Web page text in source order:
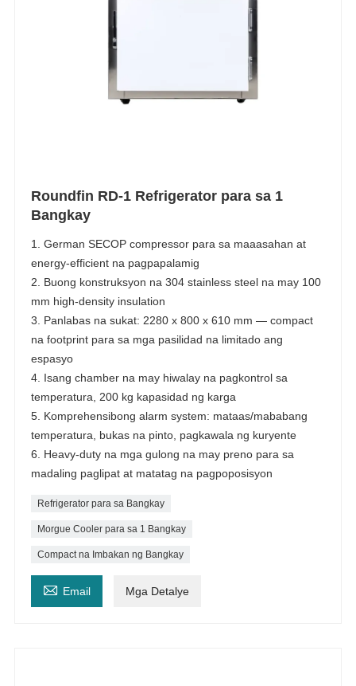
Roundfin RD-1 Refrigerator para sa 1
Bangkay
1. German SECOP compressor para sa maaasahan at
energy-efficient na pagpapalamig
2. Buong konstruksyon na 304 stainless steel na may 100
mm high-density insulation
3. Panlabas na sukat: 2280 x 800 x 610 mm — compact
na footprint para sa mga pasilidad na limitado ang
espasyo
4. Isang chamber na may hiwalay na pagkontrol sa
temperatura, 200 kg kapasidad ng karga
5. Komprehensibong alarm system: mataas/mababang
temperatura, bukas na pinto, pagkawala ng kuryente
6. Heavy-duty na mga gulong na may preno para sa
madaling paglipat at matatag na pagpoposisyon
Refrigerator para sa Bangkay
Morgue Cooler para sa 1 Bangkay
Compact na Imbakan ng Bangkay
 Email Mga Detalye